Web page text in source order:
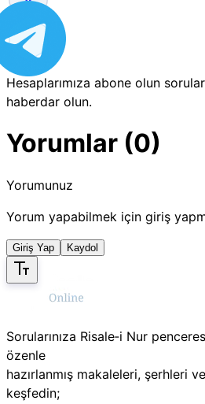
Hesaplarımıza abone olun
haberdar olun.
Yorumlar (0)
Yorumunuz
Yorum yapabilmek için giriş
Giriş Yap Kaydol
Sorularınıza Risale‑i Nur
özenle
hazırlanmış makaleleri, şerhleri
keşfedin;